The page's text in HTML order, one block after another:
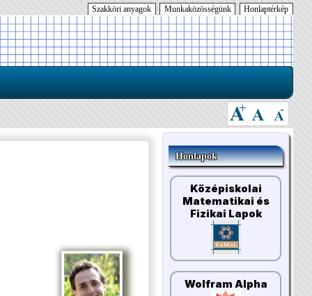
Honlaptérkép
Munkaközösségünk
Szakköri anyagok
Honlapok
Középiskolai
Matematikai és
Fizikai Lapok
Wolfram Alpha